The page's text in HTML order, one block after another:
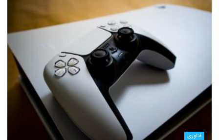
فناوری